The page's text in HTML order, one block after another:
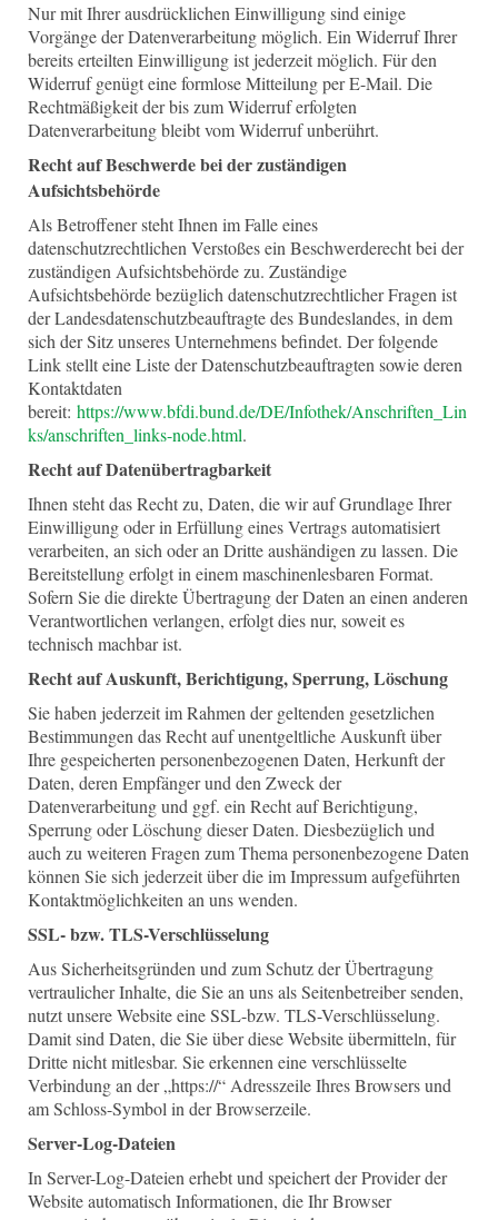
Nur mit Ihrer ausdrücklichen Einwilligung sind einige
Vorgänge der Datenverarbeitung möglich. Ein Widerruf Ihrer
bereits erteilten Einwilligung ist jederzeit möglich. Für den
Widerruf genügt eine formlose Mitteilung per E-Mail. Die
Rechtmäßigkeit der bis zum Widerruf erfolgten
Datenverarbeitung bleibt vom Widerruf unberührt.
Recht auf Beschwerde bei der zuständigen
Aufsichtsbehörde
Als Betroffener steht Ihnen im Falle eines
datenschutzrechtlichen Verstoßes ein Beschwerderecht bei der
zuständigen Aufsichtsbehörde zu. Zuständige
Aufsichtsbehörde bezüglich datenschutzrechtlicher Fragen ist
der Landesdatenschutzbeauftragte des Bundeslandes, in dem
sich der Sitz unseres Unternehmens befindet. Der folgende
Link stellt eine Liste der Datenschutzbeauftragten sowie deren
Kontaktdaten
bereit: https://www.bfdi.bund.de/DE/Infothek/Anschriften_Lin
ks/anschriften_links-node.html.
Recht auf Datenübertragbarkeit
Ihnen steht das Recht zu, Daten, die wir auf Grundlage Ihrer
Einwilligung oder in Erfüllung eines Vertrags automatisiert
verarbeiten, an sich oder an Dritte aushändigen zu lassen. Die
Bereitstellung erfolgt in einem maschinenlesbaren Format.
Sofern Sie die direkte Übertragung der Daten an einen anderen
Verantwortlichen verlangen, erfolgt dies nur, soweit es
technisch machbar ist.
Recht auf Auskunft, Berichtigung, Sperrung, Löschung
Sie haben jederzeit im Rahmen der geltenden gesetzlichen
Bestimmungen das Recht auf unentgeltliche Auskunft über
Ihre gespeicherten personenbezogenen Daten, Herkunft der
Daten, deren Empfänger und den Zweck der
Datenverarbeitung und ggf. ein Recht auf Berichtigung,
Sperrung oder Löschung dieser Daten. Diesbezüglich und
auch zu weiteren Fragen zum Thema personenbezogene Daten
können Sie sich jederzeit über die im Impressum aufgeführten
Kontaktmöglichkeiten an uns wenden.
SSL- bzw. TLS-Verschlüsselung
Aus Sicherheitsgründen und zum Schutz der Übertragung
vertraulicher Inhalte, die Sie an uns als Seitenbetreiber senden,
nutzt unsere Website eine SSL-bzw. TLS-Verschlüsselung.
Damit sind Daten, die Sie über diese Website übermitteln, für
Dritte nicht mitlesbar. Sie erkennen eine verschlüsselte
Verbindung an der „https://“ Adresszeile Ihres Browsers und
am Schloss-Symbol in der Browserzeile.
Server-Log-Dateien
In Server-Log-Dateien erhebt und speichert der Provider der
Website automatisch Informationen, die Ihr Browser